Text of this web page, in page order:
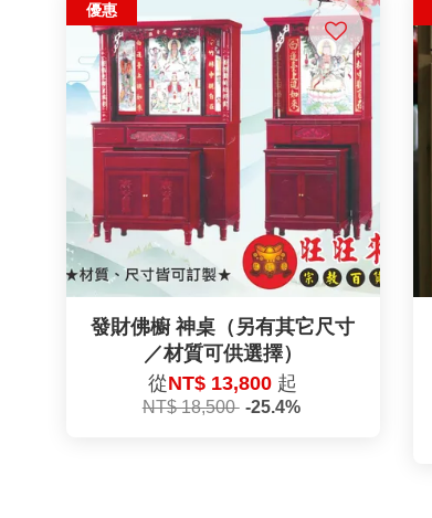
優惠
發財佛櫥 神桌（另有其它尺寸
／材質可供選擇）
從NT$ 13,800 起
NT$ 18,500 -25.4%